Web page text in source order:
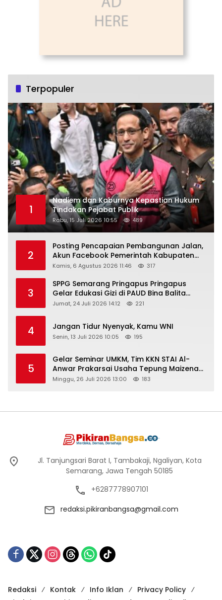
Terpopuler
1
Nadiem dan Kaburnya Kepastian Hukum
Tindakan Pejabat Publik
Rabu, 15 Juli 2026 10:55 489
2
Posting Pencapaian Pembangunan Jalan,
Akun Facebook Pemerintah Kabupaten
Rembang “Dirujak” Warganet
Kamis, 6 Agustus 2026 11:46 317
3
SPPG Semarang Pringapus Pringapus
Gelar Edukasi Gizi di PAUD Bina Balita
Peringati Hari Anak Nasional 2026
Jumat, 24 Juli 2026 14:12 221
4 Jangan Tidur Nyenyak, Kamu WNI
Senin, 13 Juli 2026 10:05 195
5
Gelar Seminar UMKM, Tim KKN STAI Al-
Anwar Prakarsai Usaha Tepung Maizena
di Logung
Minggu, 26 Juli 2026 13:00 183
Jl. Tanjungsari Barat I, Tambakaji, Ngaliyan, Kota
Semarang, Jawa Tengah 50185
+6287778907101
redaksi.pikiranbangsa@gmail.com
Redaksi Kontak Info Iklan
Privacy Policy